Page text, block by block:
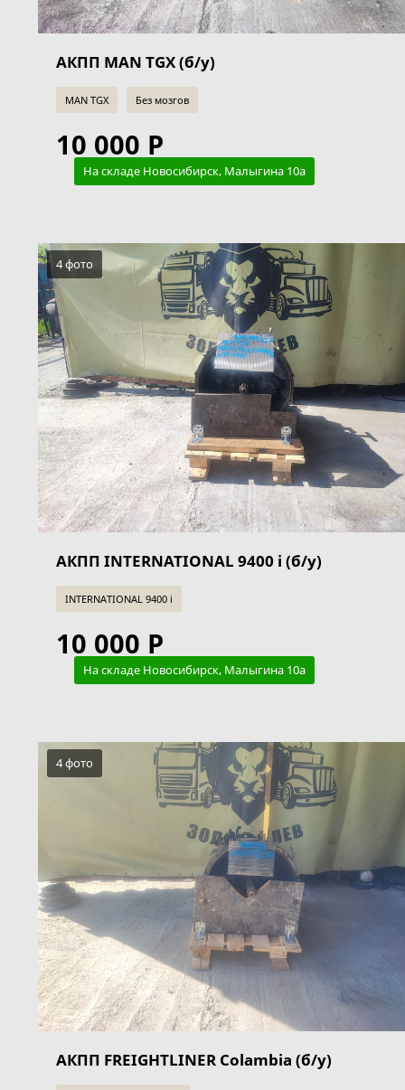
АКПП MAN TGX (б/у)
MAN TGX Без мозгов
10 000 Р
На складе Новосибирск, Малыгина 10а
4 фото
АКПП INTERNATIONAL 9400 i (б/у)
INTERNATIONAL 9400 i
10 000 Р
На складе Новосибирск, Малыгина 10а
4 фото
АКПП FREIGHTLINER Colambia (б/у)